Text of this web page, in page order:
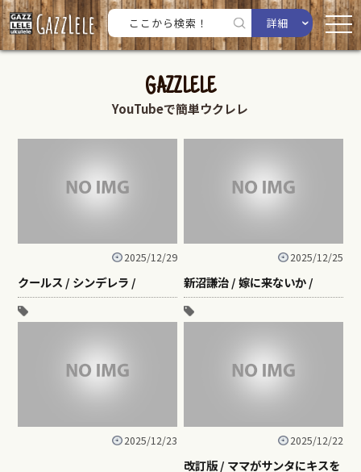
詳細
GAZZLELE
YouTubeで簡単ウクレレ
2025/12/29
クールス / シンデレラ /
2025/12/25
新沼謙治 / 嫁に来ないか /
2025/12/23 2025/12/22
改訂版 / ママがサンタにキスを